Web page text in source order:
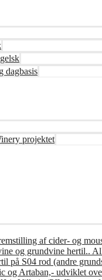
dagbasis
projektet
af cider- og
og grundvine hertil..
på S04 rod (andre
og Artaban,- udviklet